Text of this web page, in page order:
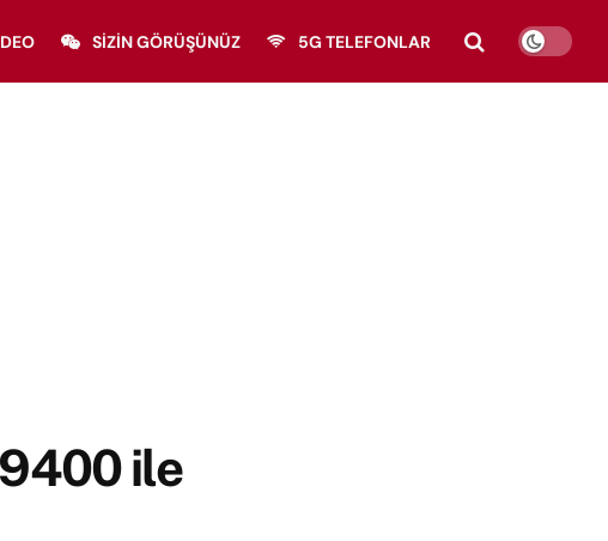
SIZIN GÖRÜŞÜNÜZ 5G TELEFONLAR
ile